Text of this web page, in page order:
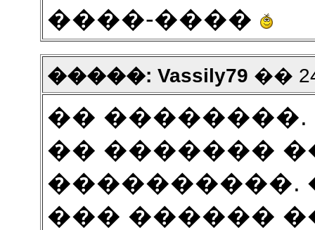
����-����
�����: Vassily79 ��
�� ��������.
�� �������
����������.
��� ������